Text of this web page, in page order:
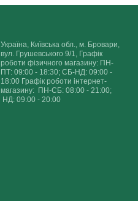
Україна, Київська обл., м. Бровари,
вул. Грушевського 9/1, Графік
роботи фізичного магазину: ПН-
ПТ: 09:00 - 18:30; СБ-НД: 09:00 -
18:00 Графік роботи інтернет-
магазину: ПН-СБ: 08:00 - 21:00;
НД: 09:00 - 20:00